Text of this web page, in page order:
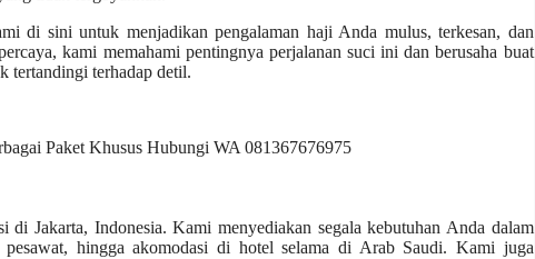
di sini untuk menjadikan pengalaman haji Anda mulus, terkesan, dan
kami memahami pentingnya perjalanan suci ini dan berusaha buat
tertandingi terhadap detil.
Jakarta, Indonesia. Kami menyediakan segala kebutuhan Anda dalam
hingga akomodasi di hotel selama di Arab Saudi. Kami juga